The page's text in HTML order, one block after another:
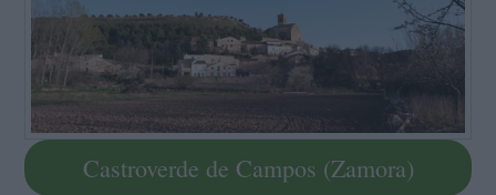
Castroverde de Campos (Zamora)